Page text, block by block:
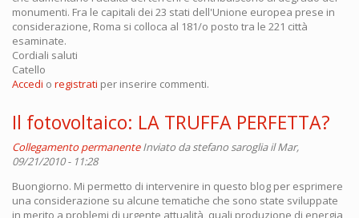
monumenti. Fra le capitali dei 23 stati dell'Unione europea prese in
considerazione, Roma si colloca al 181/o posto tra le 221 città
esaminate.
Cordiali saluti
Catello
Accedi o registrati per inserire commenti.
Il fotovoltaico: LA TRUFFA PERFETTA?
Collegamento permanente Inviato da stefano sarogliail Mar,
09/21/2010 - 11:28
Buongiorno. Mi permetto di intervenire in questo blog per esprimere
una considerazione su alcune tematiche che sono state sviluppate
in merito a problemi di urgente attualità, quali produzione di energia